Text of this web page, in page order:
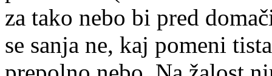
za tako nebo bi pred
se sanja ne, kaj pomeni